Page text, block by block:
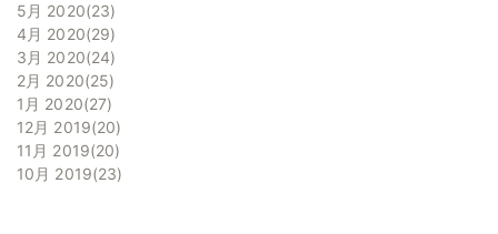
5月 2020 23
4月 2020 29
3月 2020 24
2月 2020 25
1月 2020 27
12月 2019 20
11月 2019 20
10月 2019 23